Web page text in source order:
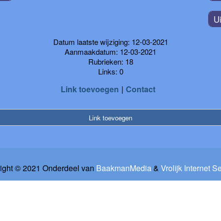
Datum laatste wijziging: 12-03-2021
Aanmaakdatum: 12-03-2021
Rubrieken: 18
Links: 0
Link toevoegen Contact
Link toevoegen
© 2021 Onderdeel van BaakmanMedia& Vrolijk Internet